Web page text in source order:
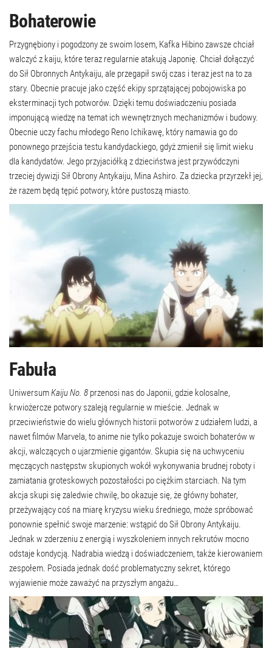
Bohaterowie
Przygnębiony i pogodzony ze swoim losem, Kafka Hibino zawsze chciał
walczyć z kaiju, które teraz regularnie atakują Japonię. Chciał dołączyć
do Sił Obronnych Antykaiju, ale przegapił swój czas i teraz jest na to za
stary. Obecnie pracuje jako część ekipy sprzątającej pobojowiska po
eksterminacji tych potworów. Dzięki temu doświadczeniu posiada
imponującą wiedzę na temat ich wewnętrznych mechanizmów i budowy.
Obecnie uczy fachu młodego Reno Ichikawę, który namawia go do
ponownego przejścia testu kandydackiego, gdyż zmienił się limit wieku
dla kandydatów. Jego przyjaciółką z dzieciństwa jest przywódczyni
trzeciej dywizji Sił Obrony Antykaiju, Mina Ashiro. Za dziecka przyrzekł jej,
że razem będą tępić potwory, które pustoszą miasto.
Fabuła
UniwersumKaiju No. 8 przenosi nas do Japonii, gdzie kolosalne,
krwiożercze potwory szaleją regularnie w mieście. Jednak w
przeciwieństwie do wielu głównych historii potworów z udziałem ludzi, a
nawet filmów Marvela, to anime nie tylko pokazuje swoich bohaterów w
akcji, walczących o ujarzmienie gigantów. Skupia się na uchwyceniu
męczących następstw skupionych wokół wykonywania brudnej roboty i
zamiatania groteskowych pozostałości po ciężkim starciach. Na tym
akcja skupi się zaledwie chwilę, bo okazuje się, że główny bohater,
przeżywający coś na miarę kryzysu wieku średniego, może spróbować
ponownie spełnić swoje marzenie: wstąpić do Sił Obrony Antykaiju.
Jednak w zderzeniu z energią i wyszkoleniem innych rekrutów mocno
odstaje kondycją. Nadrabia wiedzą i doświadczeniem, także kierowaniem
zespołem. Posiada jednak dość problematyczny sekret, którego
wyjawienie może zaważyć na przyszłym angażu…